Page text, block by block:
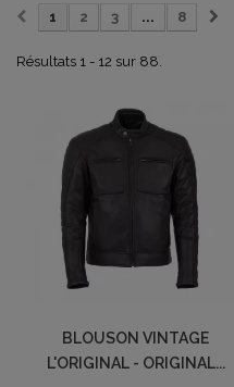
1 2 3 ... 8
Résultats 1 - 12 sur 88.
BLOUSON VINTAGE
L'ORIGINAL - ORIGINAL...